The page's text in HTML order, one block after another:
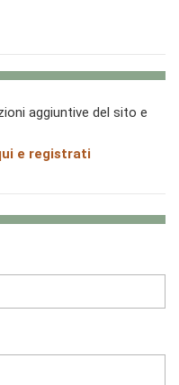
aggiuntive del sito e
e registrati